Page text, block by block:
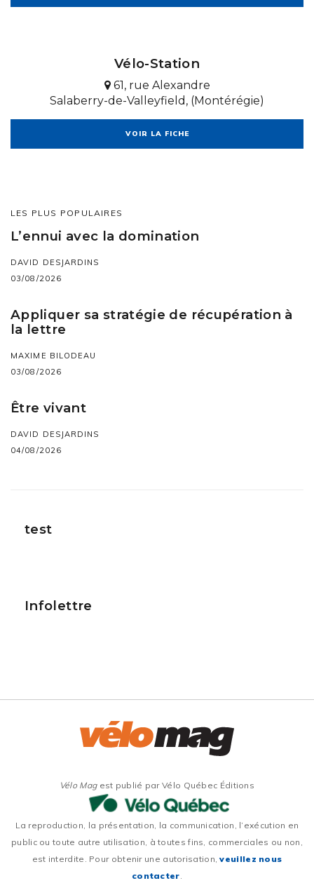
Vélo-Station
61, rue Alexandre
Salaberry-de-Valleyfield, (Montérégie)
VOIR LA FICHE
LES PLUS POPULAIRES
L’ennui avec la domination
DAVID DESJARDINS
03/08/2026
Appliquer sa stratégie de récupération à
la lettre
MAXIME BILODEAU
03/08/2026
Être vivant
DAVID DESJARDINS
04/08/2026
test
Infolettre
Vélo Magest publié par Vélo Québec Éditions
La reproduction, la présentation, la communication, l’exécution en
public ou toute autre utilisation, à toutes fins, commerciales ou non,
est interdite. Pour obtenir une autorisation,veuillez nous
contacter.